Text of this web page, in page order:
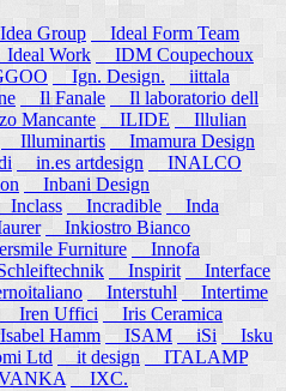
Group
Ideal Form Team
Work
IDM Coupechoux
Ign. Design.
iittala
Il Fanale
Il laboratorio dell
Mancante ILIDE
Illulian
Illuminartis
Imamura Design
in.es artdesign
INALCO
Inbani Design
Inclass Incradible
Inda
Inkiostro Bianco
Furniture
Innofa
Inspirit
Interface
Interstuhl
Intertime
Iren Uffici
Iris Ceramica
Hamm ISAM iSi Isku
Ltd it design
ITALAMP
IXC.